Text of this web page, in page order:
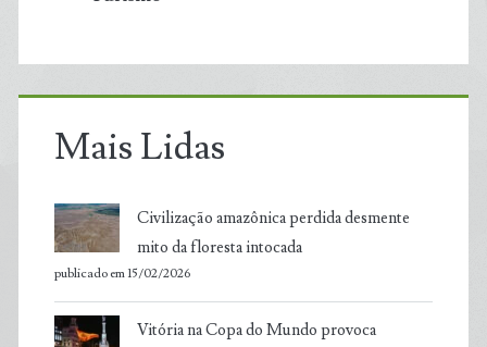
Mais Lidas
Civilização amazônica perdida desmente
mito da floresta intocada
publicado em 15/02/2026
Vitória na Copa do Mundo provoca